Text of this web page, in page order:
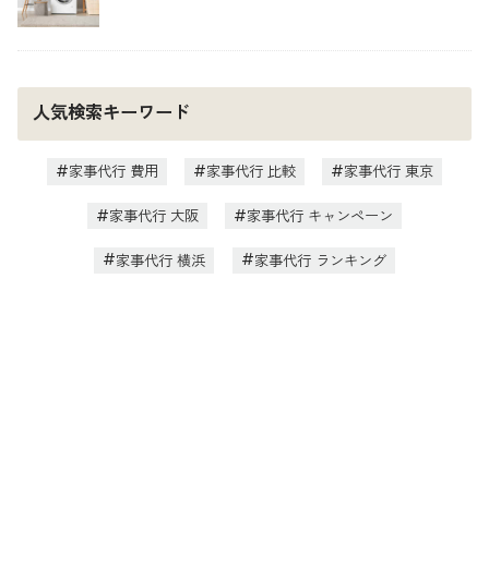
人気検索キーワード
家事代行 費用 家事代行 比較 家事代行 東京
家事代行 大阪 家事代行 キャンペーン
家事代行 横浜 家事代行 ランキング